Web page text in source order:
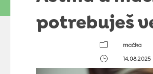
potrebuješ
m
mačka
}
14.08.2025